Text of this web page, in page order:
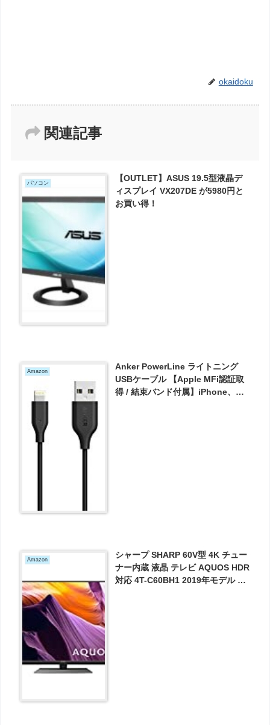
okaidoku
関連記事
パソコン
【OUTLET】ASUS 19.5型液晶デ
ィスプレイ VX207DE が5980円と
お買い得！
Amazon
Anker PowerLine ライトニング
USBケーブル 【Apple MFi認証取
得 / 結束バンド付属】iPhone、
Amazon
シャープ SHARP 60V型 4K チュー
ナー内蔵 液晶 テレビ AQUOS HDR
対応 4T-C60BH1 2019年モデル が